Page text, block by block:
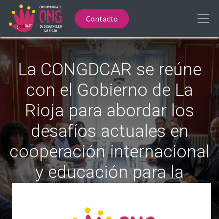
Contacto
La CONGDCAR se reúne
con el Gobierno de La
Rioja para abordar los
desafíos actuales en
cooperación internacional
y educación para la
La Coordinadora ha trasladado la necesidad de